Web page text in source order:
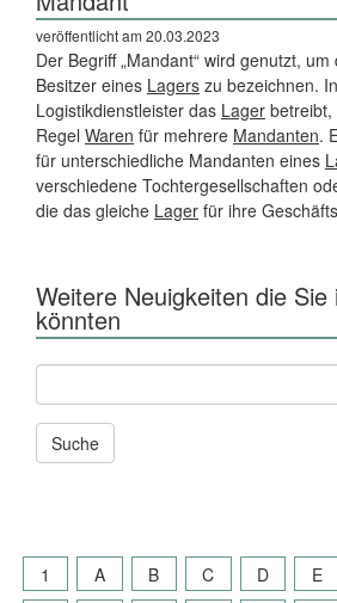
veröffentlicht am 20.03.2023
Der Begriff „Mandant“ wird genutzt,
Besitzer eines Lagers zu bezeichnen.
Logistikdienstleister das Lager
Regel Waren für mehrere Mandanten.
für unterschiedliche Mandanten eines
verschiedene Tochtergesellschaften
die das gleiche Lager für ihre
Weitere Neuigkeiten die Sie
könnten
Andere
News
und
Seiten
durchsuchen
1 A B C D E